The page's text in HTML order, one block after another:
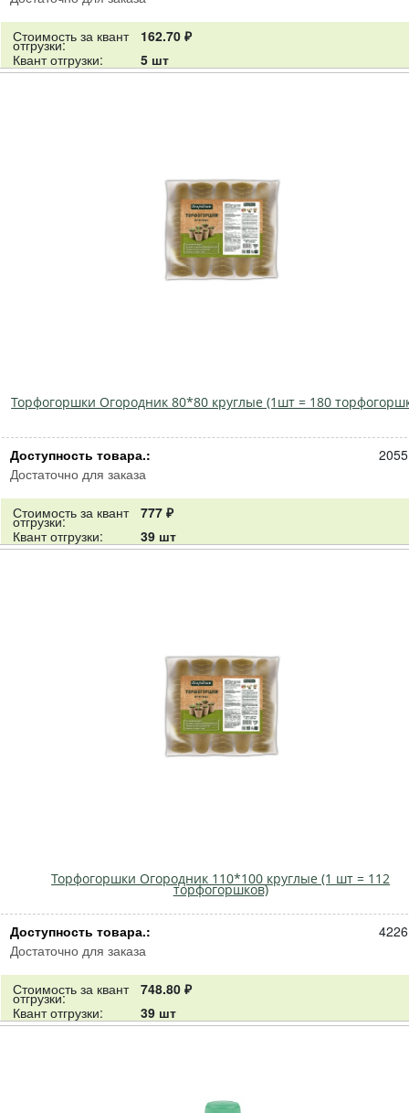
Стоимость за квант
отгрузки:
162.70 ₽
Квант отгрузки:
5 шт
Торфогоршки Огородник 80*80 круглые (1шт = 180
Доступность товара.:
Достаточно для заказа
Стоимость за квант
отгрузки:
777 ₽
Квант отгрузки:
39 шт
Торфогоршки Огородник 110*100 круглые (1 шт = 112
торфогоршков)
Доступность товара.:
Достаточно для заказа
Стоимость за квант
отгрузки:
748.80 ₽
Квант отгрузки:
39 шт